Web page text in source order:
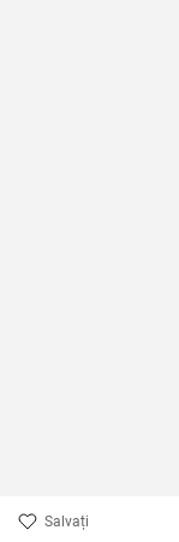
Salvați